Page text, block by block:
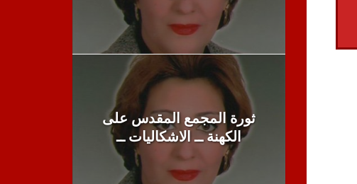
ثورة المجمع المقدس على
الكهنة ــ الاشكاليات ــ